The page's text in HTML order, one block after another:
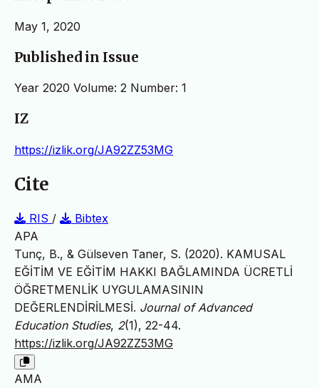
May 1, 2020
Published in Issue
Year 2020 Volume: 2 Number: 1
IZ
https://izlik.org/JA92ZZ53MG
Cite
RIS /
Bibtex
APA
Tunç, B., & Gülseven Taner, S. (2020). KAMUSAL
EĞİTİM VE EĞİTİM HAKKI BAĞLAMINDA ÜCRETLİ
ÖĞRETMENLİK UYGULAMASININ
DEĞERLENDİRİLMESİ. Journal of Advanced
Education Studies, 2(1), 22-44.
https://izlik.org/JA92ZZ53MG
AMA